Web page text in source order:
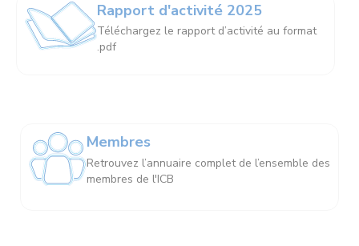
Rapport d'activité 2025
Téléchargez le rapport d’activité au format
.pdf
Membres
Retrouvez l’annuaire complet de l’ensemble des
membres de l'ICB